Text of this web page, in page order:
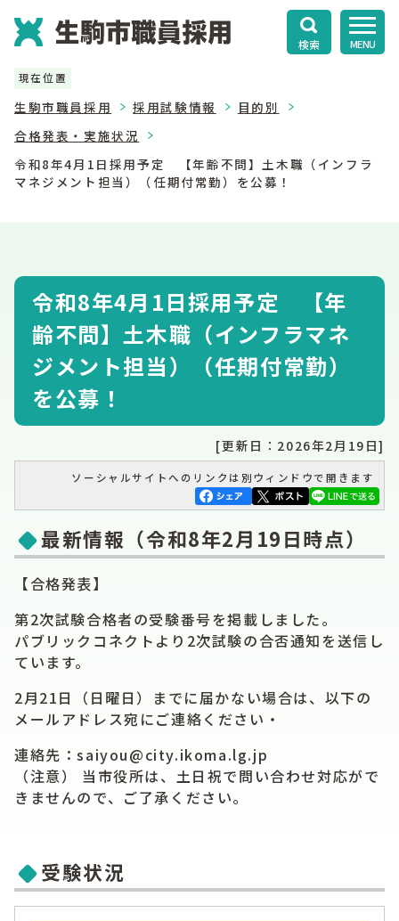
検索 MENU
現在位置
生駒市職員採用 採用試験情報
目的別
合格発表・実施状況
令和8年4月1日採用予定 【年齢不問】土木職（インフラ
マネジメント担当）（任期付常勤）を公募！
令和8年4月1日採用予定 【年
齢不問】土木職（インフラマネ
ジメント担当）（任期付常勤）
を公募！
[更新日：2026年2月19日]
ソーシャルサイトへのリンクは別ウィンドウで開きます
最新情報（令和8年2月19日時点）
【合格発表】
第2次試験合格者の受験番号を掲載しました。
パブリックコネクトより2次試験の合否通知を送信し
ています。
2月21日（日曜日）までに届かない場合は、以下の
メールアドレス宛にご連絡ください・
連絡先：saiyou@city.ikoma.lg.jp
（注意） 当市役所は、土日祝で問い合わせ対応がで
きませんので、ご了承ください。
受験状況